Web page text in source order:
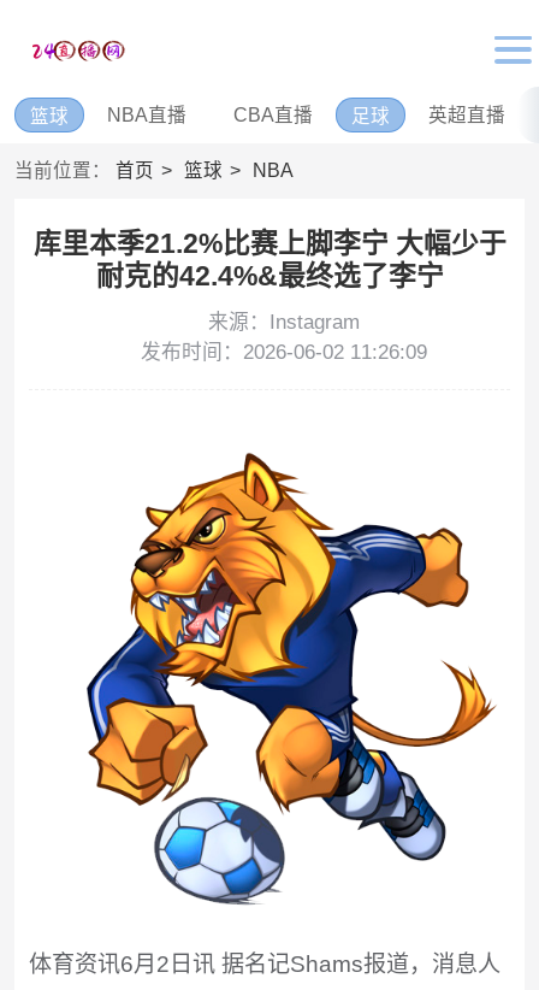
篮球 NBA直播 CBA直播 足球 英超直播
当前位置： 首页 篮球 NBA
库里本季21.2%比赛上脚李宁 大幅少于
耐克的42.4%&最终选了李宁
来源：Instagram
发布时间：2026-06-02 11:26:09
体育资讯6月2日讯 据名记Shams报道，消息人